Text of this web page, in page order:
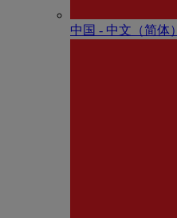
中国 - 中⽂（简体）